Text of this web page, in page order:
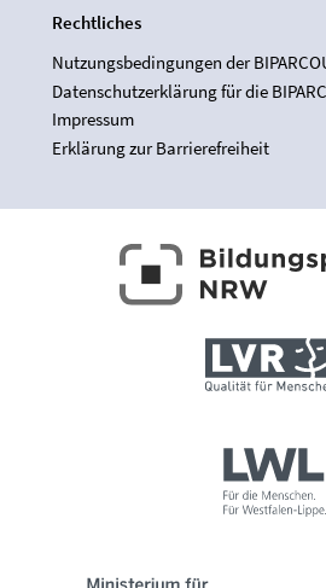
Rechtliches
Nutzungsbedingungen der
Datenschutzerklärung für die
Impressum
Erklärung zur Barrierefreiheit